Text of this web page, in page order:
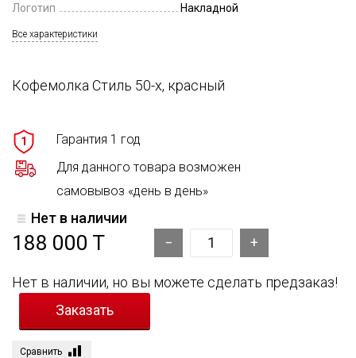
Логотип
Накладной
Все характеристики
Кофемолка Стиль 50-х, красный
1
Гарантия 1 год
Для данного товара возможен
самовывоз «день в день»
Нет в наличии
188 000 T
Нет в наличии, но вы можете сделать предзаказ!
Сравнить